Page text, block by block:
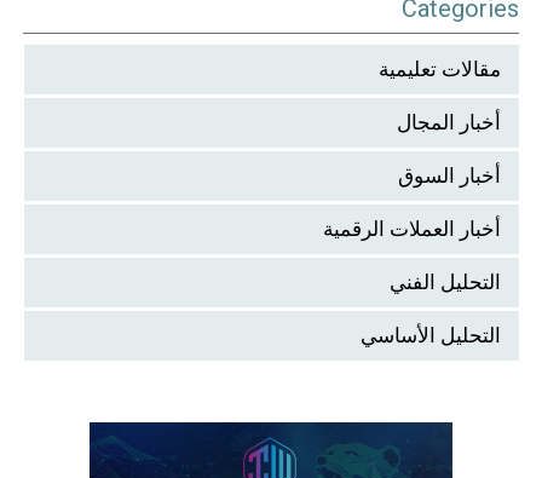
Categories
مقالات تعليمية
أخبار المجال
أخبار السوق
أخبار العملات الرقمية
التحليل الفني
التحليل الأساسي